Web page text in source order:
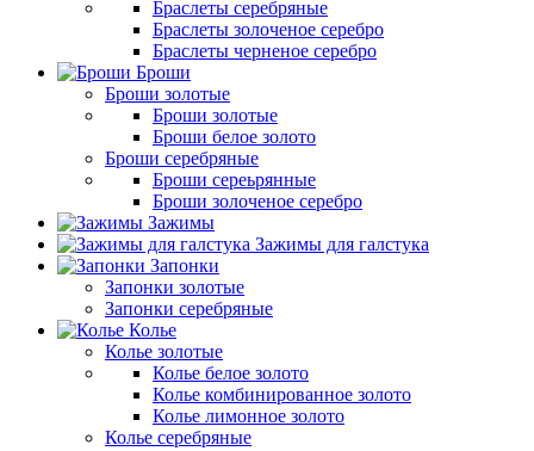
Браслеты cеребряные
Браслеты золоченое серебро
Браслеты черненое серебро
Броши
Броши золотые
Броши золотые
Броши белое золото
Броши серебряные
Броши сереьрянные
Броши золоченое серебро
Зажимы
Зажимы для галстука
Запонки
Запонки золотые
Запонки серебряные
Колье
Колье золотые
Колье белое золото
Колье комбинированное золото
Колье лимонное золото
Колье серебряные